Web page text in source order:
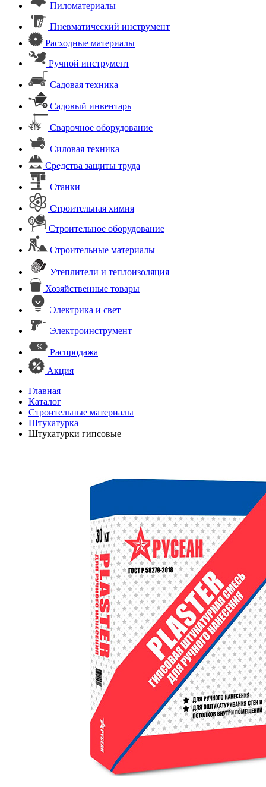
Пиломатериалы
Пневматический инструмент
Расходные материалы
Ручной инструмент
Садовая техника
Садовый инвентарь
Сварочное оборудование
Силовая техника
Средства защиты труда
Станки
Строительная химия
Строительное оборудование
Строительные материалы
Утеплители и теплоизоляция
Хозяйственные товары
Электрика и свет
Электроинструмент
Распродажа
Акция
Главная
Каталог
Строительные материалы
Штукатурка
Штукатурки гипсовые